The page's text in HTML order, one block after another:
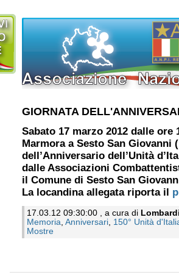
GIORNATA
Sabato 17 marzo 2012 dalle ore
Marmora a Sesto San Giovanni
dell’Anniversario dell’Unità
dalle Associazioni
il Comune di Sesto San
La locandina allegata riporta il
17.03.12 09:30:00 , a cura di
Memoria, Anniversari, 150° Unità
Mostre